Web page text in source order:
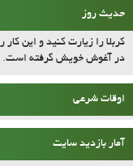
حدیث روز
کربلا را زیارت کنید و این کار
در آغوش خویش گرفته است.
اوقات شرعی
آمار بازدید سایت